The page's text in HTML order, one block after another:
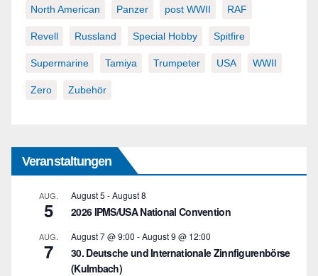
North American Panzer post WWII RAF
Revell Russland Special Hobby Spitfire
Supermarine Tamiya Trumpeter USA WWII
Zero Zubehör
Veranstaltungen
AUG.
5
August 5 -August 8
2026 IPMS/USA National Convention
AUG.
7
August 7 @ 9:00 -August 9 @ 12:00
30. Deutsche und Internationale Zinnfigurenbörse
(Kulmbach)